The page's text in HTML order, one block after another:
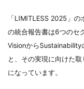
「LIMITLESS 2025」
の統合報告書は6つのセ
VisionからSustainability
と、その実現に向けた
になっています。